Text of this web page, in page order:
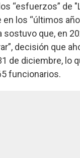
“esfuerzos” de
los “últimos
sostuvo que, en
decisión que
de diciembre, lo
funcionarios.